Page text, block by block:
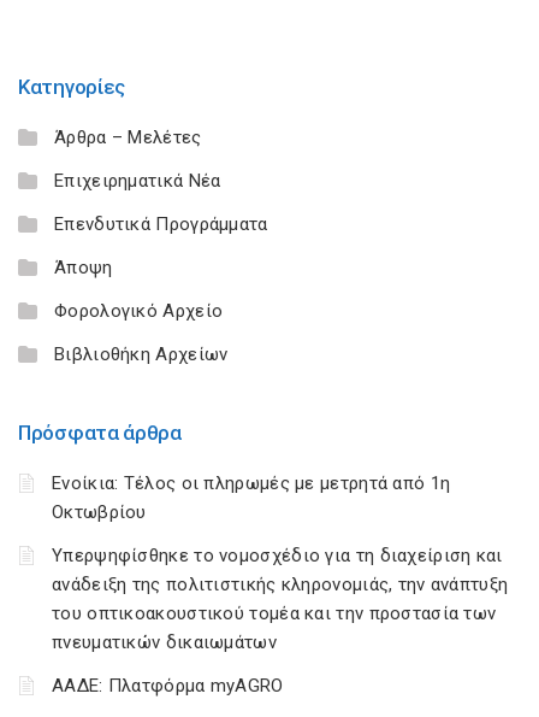
Κατηγορίες
Άρθρα – Μελέτες
Επιχειρηματικά Νέα
Επενδυτικά Προγράμματα
Άποψη
Φορολογικό Αρχείο
Βιβλιοθήκη Αρχείων
Πρόσφατα άρθρα
Ενοίκια: Τέλος οι πληρωμές με μετρητά από 1η
Οκτωβρίου
Υπερψηφίσθηκε το νομοσχέδιο για τη διαχείριση και
ανάδειξη της πολιτιστικής κληρονομιάς, την ανάπτυξη
του οπτικοακουστικού τομέα και την προστασία των
πνευματικών δικαιωμάτων
ΑΑΔΕ: Πλατφόρμα myAGRO